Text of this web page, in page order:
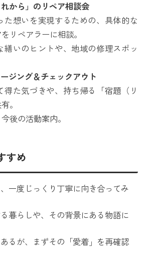
から」のリペア相談会
た想いを実現するための、具体的な
リペアラーに相談。
繕いのヒントや、地域の修理スポッ
ジング＆チェックアウト
た気づきや、持ち帰る「宿題（リ
。
後の活動案内。
すめ
一度じっくり丁寧に向き合ってみ
暮らしや、その背景にある物語に
るが、まずその「愛着」を再確認